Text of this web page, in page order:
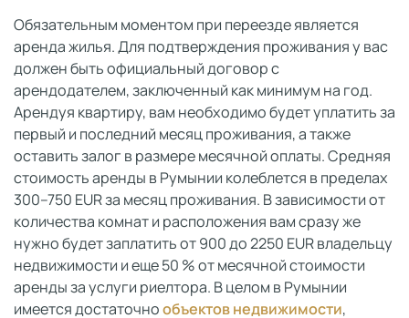
Обязательным моментом при переезде является
аренда жилья. Для подтверждения проживания у вас
должен быть официальный договор с
арендодателем, заключенный как минимум на год.
Арендуя квартиру, вам необходимо будет уплатить за
первый и последний месяц проживания, а также
оставить залог в размере месячной оплаты. Средняя
стоимость аренды в Румынии колеблется в пределах
300–750 EUR за месяц проживания. В зависимости от
количества комнат и расположения вам сразу же
нужно будет заплатить от 900 до 2250 EUR владельцу
недвижимости и еще 50 % от месячной стоимости
аренды за услуги риелтора. В целом в Румынии
имеется достаточнообъектов недвижимости,